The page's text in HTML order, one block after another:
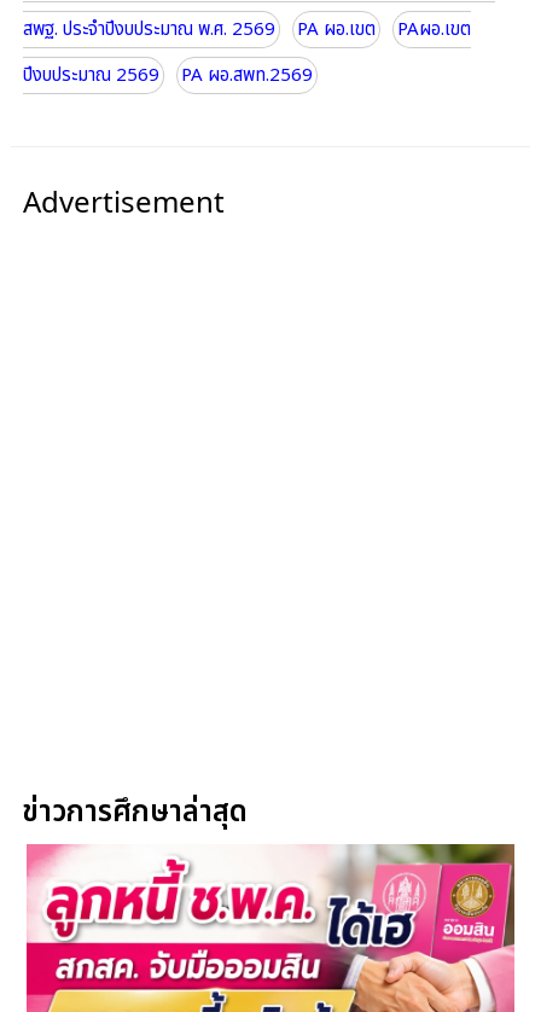
สพฐ. ประจำปีงบประมาณ พ.ศ. 2569
PA ผอ.เขต
PAผอ.เขต
ปีงบประมาณ 2569
PA ผอ.สพท.2569
Advertisement
ข่าวการศึกษาล่าสุด